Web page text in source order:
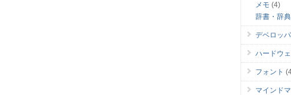
メモ (4)
辞書・辞典
デベロッ
ハードウ
フォント
マインド